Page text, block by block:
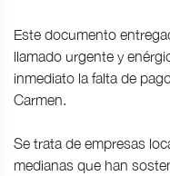
Este documento
llamado urgente y
inmediato la falta de
Carmen.
Se trata de empresas
medianas que han